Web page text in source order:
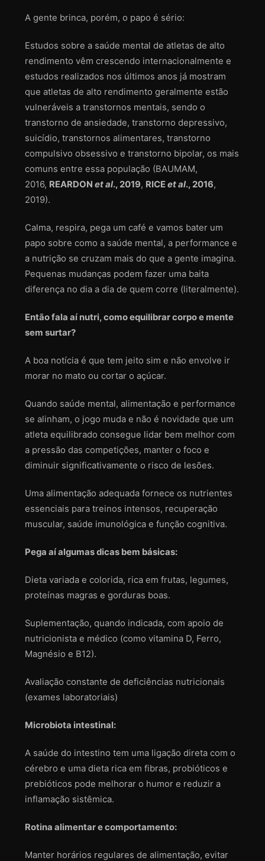
A gente brinca, porém, o papo é sério:
Estudos sobre a saúde mental de atletas de alto
rendimento vêm crescendo internacionalmente e
estudos realizados nos últimos anos já mostram
que atletas de alto rendimento geralmente estão
vulneráveis a transtornos mentais, sendo o
transtorno de ansiedade, transtorno depressivo,
suicídio, transtornos alimentares, transtorno
compulsivo obsessivo e transtorno bipolar, os mais
comuns entre essa população (BAUMAM,
2016, REARDON et al., 2019, RICEet al., 2016,
2019).
Calma, respira, pega um café e vamos bater um
papo sobre como a saúde mental, a performance e
a nutrição se cruzam mais do que a gente imagina.
Pequenas mudanças podem fazer uma baita
diferença no dia a dia de quem corre (literalmente).
Então fala aí nutri, como equilibrar corpo e mente
sem surtar?
A boa notícia é que tem jeito sim e não envolve ir
morar no mato ou cortar o açúcar.
Quando saúde mental, alimentação e performance
se alinham, o jogo muda e não é novidade que um
atleta equilibrado consegue lidar bem melhor com
a pressão das competições, manter o foco e
diminuir significativamente o risco de lesões.
Uma alimentação adequada fornece os nutrientes
essenciais para treinos intensos, recuperação
muscular, saúde imunológica e função cognitiva.
Pega aí algumas dicas bem básicas:
Dieta variada e colorida, rica em frutas, legumes,
proteínas magras e gorduras boas.
Suplementação, quando indicada, com apoio de
nutricionista e médico (como vitamina D, Ferro,
Magnésio e B12).
Avaliação constante de deficiências nutricionais
(exames laboratoriais)
Microbiota intestinal:
A saúde do intestino tem uma ligação direta com o
cérebro e uma dieta rica em fibras, probióticos e
prebióticos pode melhorar o humor e reduzir a
inflamação sistêmica.
Rotina alimentar e comportamento:
Manter horários regulares de alimentação, evitar